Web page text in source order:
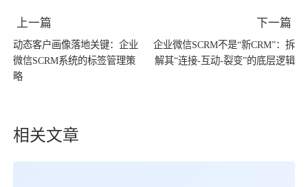
上一篇
动态客户画像落地关键：企业
微信SCRM系统的标签管理策
略
下一篇
企业微信SCRM不是“新CRM”：拆
解其“连接-互动-裂变”的底层逻辑
相关文章